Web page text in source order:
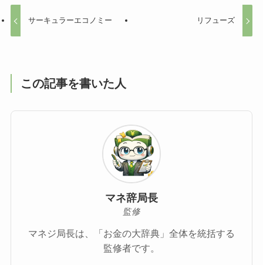
サーキュラーエコノミー リフューズ
この記事を書いた人
マネ辞局長
監修
マネジ局長は、「お金の大辞典」全体を統括する
監修者です。